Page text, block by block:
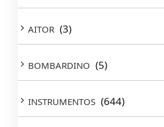
AITOR (3)
BOMBARDINO (5)
INSTRUMENTOS (644)